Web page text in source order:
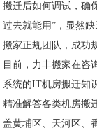
搬迁后如何调试，确
过去就能用”，显然
搬家正规团队，成功
目前，力丰搬家在咨
系统的IT机房搬迁知
精准解答各类机房搬
盖黄埔区、天河区、